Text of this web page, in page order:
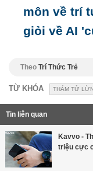
môn về trí
giỏi về AI
Theo Trí Thức Trẻ
TỪ KHÓA THÁM TỬ
Tin liên quan
Kavvo -
triệu cực